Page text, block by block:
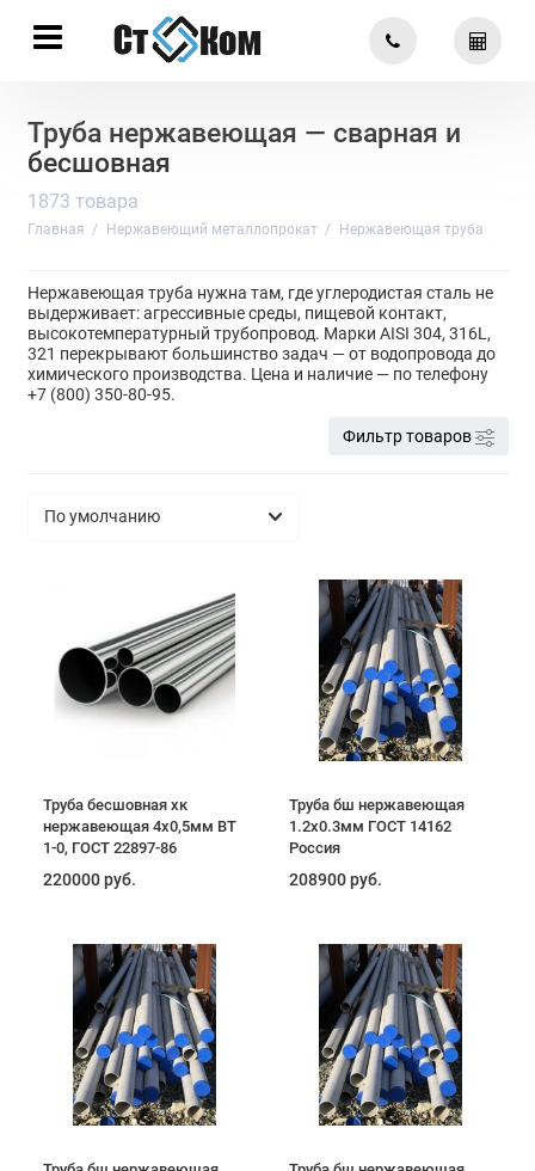
Труба нержавеющая — сварная и
бесшовная
1873 товара
Главная Нержавеющий металлопрокат Нержавеющая труба
Нержавеющая труба нужна там, где углеродистая сталь не
выдерживает: агрессивные среды, пищевой контакт,
высокотемпературный трубопровод. Марки AISI 304, 316L,
321 перекрывают большинство задач — от водопровода до
химического производства. Цена и наличие — по телефону
+7 (800) 350-80-95.
Фильтр товаров
Труба бесшовная хк
нержавеющая 4x0,5мм ВТ
1-0, ГОСТ 22897-86
220000 руб.
Труба бш нержавеющая
1.2х0.3мм ГОСТ 14162
Россия
208900 руб.